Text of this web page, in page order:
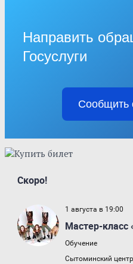
Направить
Госуслуги
Сообщить